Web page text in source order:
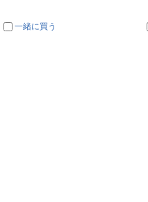
一緒に買う